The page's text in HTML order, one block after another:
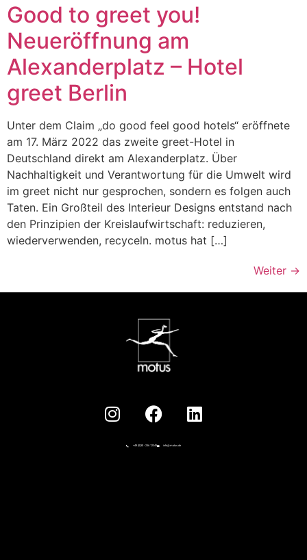
Good to greet you!
Neueröffnung am
Alexanderplatz – Hotel
greet Berlin
Unter dem Claim „do good feel good hotels“ eröffnete
am 17. März 2022 das zweite greet-Hotel in
Deutschland direkt am Alexanderplatz. Über
Nachhaltigkeit und Verantwortung für die Umwelt wird
im greet nicht nur gesprochen, sondern es folgen auch
Taten. Ein Großteil des Interieur Designs entstand nach
den Prinzipien der Kreislaufwirtschaft: reduzieren,
wiederverwenden, recyceln. motus hat […]
Weiter →
+49 (0)30 - 236 12345 info@motus.de